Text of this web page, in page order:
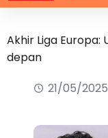
Akhir Liga Europa:
depan
21/05/2025